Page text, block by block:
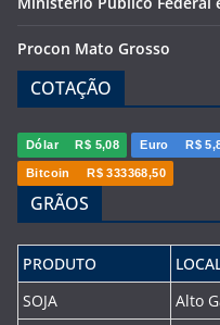
Procon Mato Grosso
COTAÇÃO
Dólar R$ 5,08 Euro R$
Bitcoin R$ 333368,50
GRÃOS
PRODUTO
SOJA
Alto